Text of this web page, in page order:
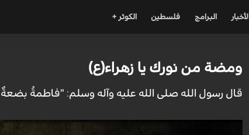
الأخبار البرامج فلسطين الكوثر +
ومضة من نورك يا زهراء(ع)
قال رسول الله صلى الله عليه وآله وسلم: "فاطمةُ بضعةٌ